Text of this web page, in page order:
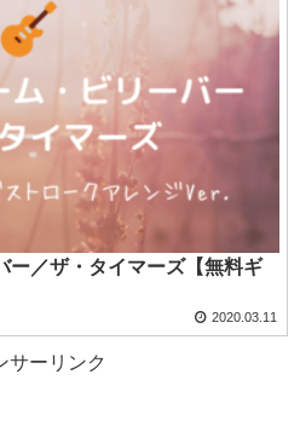
ー／ザ・タイマーズ【無料ギ
2020.03.11
サーリンク